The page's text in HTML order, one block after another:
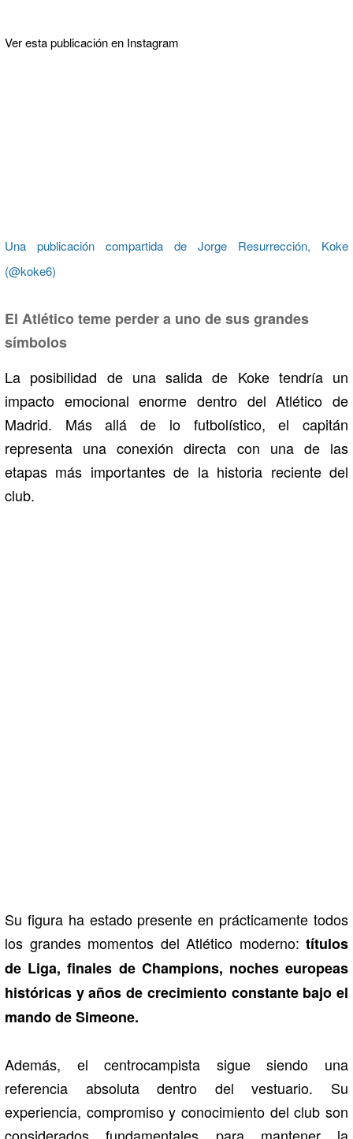
Ver esta publicación en Instagram
Una publicación compartida de Jorge Resurrección, Koke
(@koke6)
El Atlético teme perder a uno de sus grandes
símbolos
La posibilidad de una salida de Koke tendría un
impacto emocional enorme dentro del Atlético de
Madrid. Más allá de lo futbolístico, el capitán
representa una conexión directa con una de las
etapas más importantes de la historia reciente del
club.
Su figura ha estado presente en prácticamente todos
los grandes momentos del Atlético moderno: títulos
de Liga, finales de Champions, noches europeas
históricas y años de crecimiento constante bajo el
mando de Simeone.
Además, el centrocampista sigue siendo una
referencia absoluta dentro del vestuario. Su
experiencia, compromiso y conocimiento del club son